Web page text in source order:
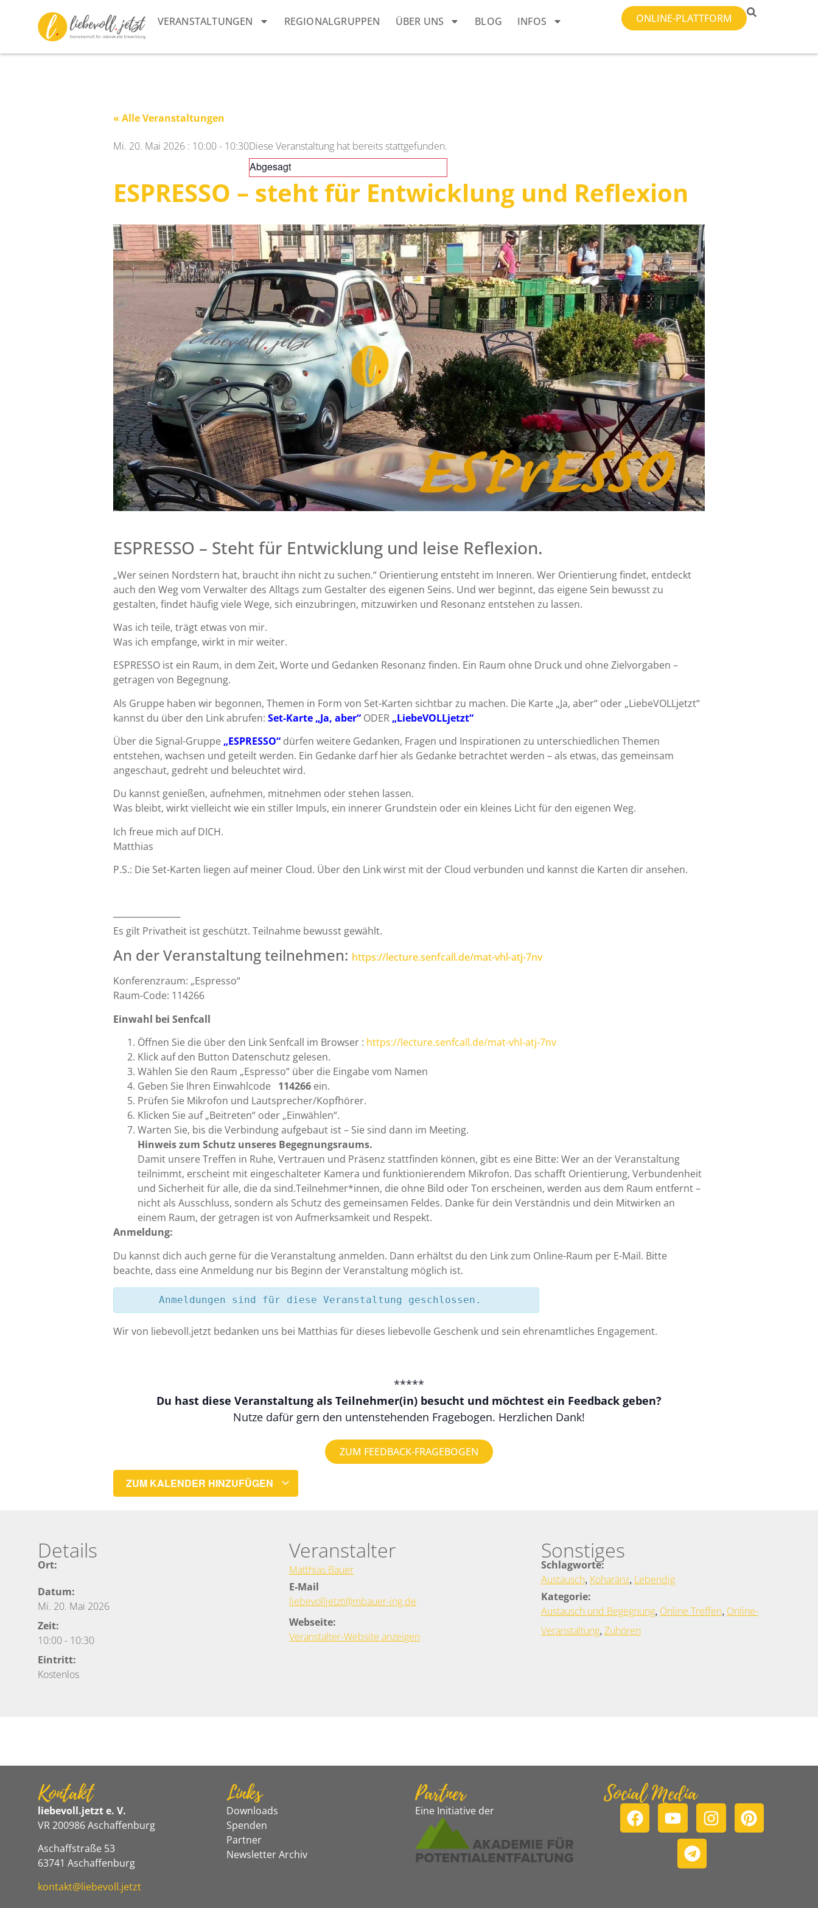
VERANSTALTUNGEN REGIONALGRUPPEN ÜBER UNS BLOG INFOS ONLINE-PLATTFORM
« Alle Veranstaltungen
Mi. 20. Mai 2026 : 10:00- 10:30Diese Veranstaltung hat bereits stattgefunden.
Abgesagt
ESPRESSO – steht für Entwicklung und Reflexion
ESPRESSO – Steht für Entwicklung und leise Reflexion.
„Wer seinen Nordstern hat, braucht ihn nicht zu suchen.“ Orientierung entsteht im Inneren. Wer Orientierung findet, entdeckt
auch den Weg vom Verwalter des Alltags zum Gestalter des eigenen Seins. Und wer beginnt, das eigene Sein bewusst zu
gestalten, findet häufig viele Wege, sich einzubringen, mitzuwirken und Resonanz entstehen zu lassen.
Was ich teile, trägt etwas von mir.
Was ich empfange, wirkt in mir weiter.
ESPRESSO ist ein Raum, in dem Zeit, Worte und Gedanken Resonanz finden. Ein Raum ohne Druck und ohne Zielvorgaben –
getragen von Begegnung.
Als Gruppe haben wir begonnen, Themen in Form von Set-Karten sichtbar zu machen. Die Karte „Ja, aber“ oder „LiebeVOLLjetzt“
kannst du über den Link abrufen: Set-Karte „Ja, aber“ ODER „LiebeVOLLjetzt“
Über die Signal-Gruppe „ESPRESSO“ dürfen weitere Gedanken, Fragen und Inspirationen zu unterschiedlichen Themen
entstehen, wachsen und geteilt werden. Ein Gedanke darf hier als Gedanke betrachtet werden – als etwas, das gemeinsam
angeschaut, gedreht und beleuchtet wird.
Du kannst genießen, aufnehmen, mitnehmen oder stehen lassen.
Was bleibt, wirkt vielleicht wie ein stiller Impuls, ein innerer Grundstein oder ein kleines Licht für den eigenen Weg.
Ich freue mich auf DICH.
Matthias
P.S.: Die Set-Karten liegen auf meiner Cloud. Über den Link wirst mit der Cloud verbunden und kannst die Karten dir ansehen.
──────────
Es gilt Privatheit ist geschützt. Teilnahme bewusst gewählt.
An der Veranstaltung teilnehmen: https://lecture.senfcall.de/mat-vhl-atj-7nv
Konferenzraum: „Espresso“
Raum-Code: 114266
Einwahl bei Senfcall
Öffnen Sie die über den Link Senfcall im Browser : https://lecture.senfcall.de/mat-vhl-atj-7nv
Klick auf den Button Datenschutz gelesen.
Wählen Sie den Raum „Espresso“ über die Eingabe vom Namen
Geben Sie Ihren Einwahlcode 114266 ein.
Prüfen Sie Mikrofon und Lautsprecher/Kopfhörer.
Klicken Sie auf „Beitreten“ oder „Einwählen“.
Warten Sie, bis die Verbindung aufgebaut ist – Sie sind dann im Meeting.
Hinweis zum Schutz unseres Begegnungsraums.
Damit unsere Treffen in Ruhe, Vertrauen und Präsenz stattfinden können, gibt es eine Bitte: Wer an der Veranstaltung
teilnimmt, erscheint mit eingeschalteter Kamera und funktionierendem Mikrofon. Das schafft Orientierung, Verbundenheit
und Sicherheit für alle, die da sind.Teilnehmer*innen, die ohne Bild oder Ton erscheinen, werden aus dem Raum entfernt –
nicht als Ausschluss, sondern als Schutz des gemeinsamen Feldes. Danke für dein Verständnis und dein Mitwirken an
einem Raum, der getragen ist von Aufmerksamkeit und Respekt.
Anmeldung:
Du kannst dich auch gerne für die Veranstaltung anmelden. Dann erhältst du den Link zum Online-Raum per E-Mail. Bitte
beachte, dass eine Anmeldung nur bis Beginn der Veranstaltung möglich ist.
Anmeldungen sind für diese Veranstaltung geschlossen.
Wir von liebevoll.jetzt bedanken uns bei Matthias für dieses liebevolle Geschenk und sein ehrenamtliches Engagement.
*****
Du hast diese Veranstaltung als Teilnehmer(in) besucht und möchtest ein Feedback geben?
Nutze dafür gern den untenstehenden Fragebogen. Herzlichen Dank!
ZUM FEEDBACK-FRAGEBOGEN
ZUM KALENDER HINZUFÜGEN
Details
Ort:
Datum:
Mi. 20. Mai 2026
Zeit:
10:00- 10:30
Eintritt:
Kostenlos
Veranstalter
Matthias Bauer
E-Mail
liebevolljetzt@mbauer-ing.de
Webseite:
Veranstalter-Website anzeigen
Sonstiges
Schlagworte:
Austausch, Koharänz, Lebendig
Kategorie:
Austausch und Begegnung, Online Treffen, Online-
Veranstaltung, Zuhören
Kontakt
liebevoll.jetzt e. V.
VR 200986 Aschaffenburg
Aschaffstraße 53
63741 Aschaffenburg
kontakt@liebevoll.jetzt
Links
Downloads
Spenden
Partner
Newsletter Archiv
Partner
Eine Initiative der
Social Media